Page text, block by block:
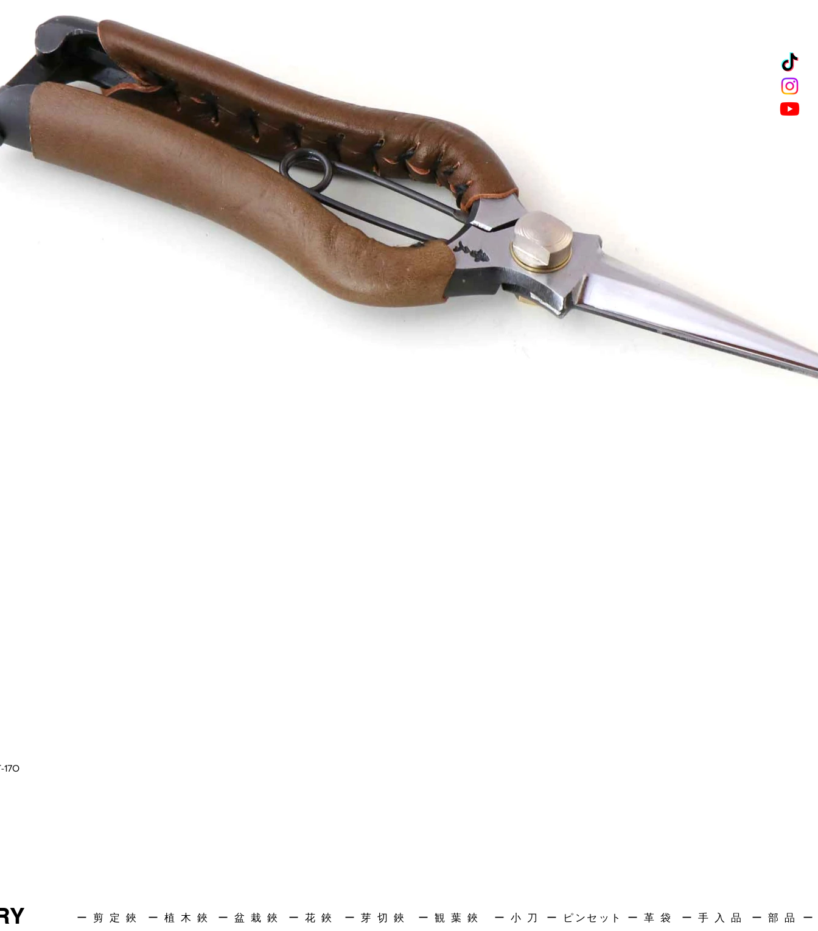
17O
ー 剪 定 鋏 ー 植 木 鋏 ー 盆 栽 鋏 ー 花 鋏 ー 芽 切 鋏 ー 観 葉 鋏 ー 小 刀 ー ピンセット ー 革 袋 ー 手 入 品 ー 部 品 ー